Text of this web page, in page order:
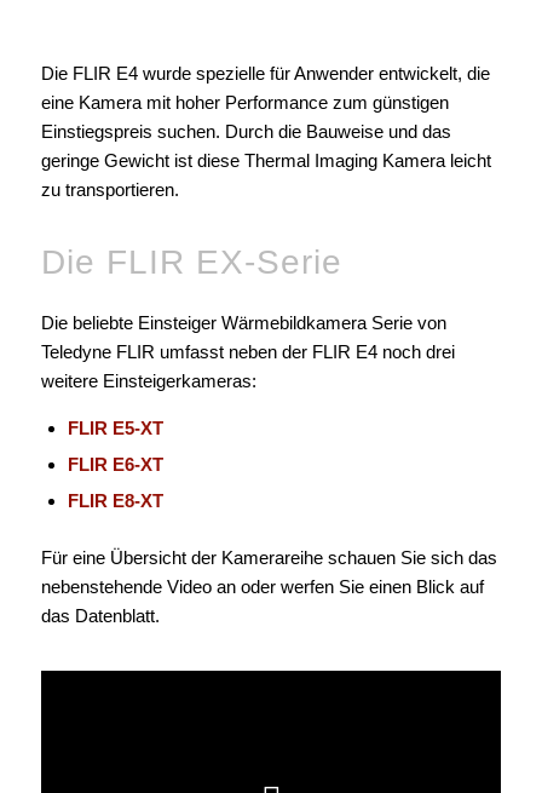
Die FLIR E4 wurde spezielle für Anwender entwickelt, die
eine Kamera mit hoher Performance zum günstigen
Einstiegspreis suchen. Durch die Bauweise und das
geringe Gewicht ist diese Thermal Imaging Kamera leicht
zu transportieren.
Die FLIR EX-Serie
Die beliebte Einsteiger Wärmebildkamera Serie von
Teledyne FLIR umfasst neben der FLIR E4 noch drei
weitere Einsteigerkameras:
FLIR E5-XT
FLIR E6-XT
FLIR E8-XT
Für eine Übersicht der Kamerareihe schauen Sie sich das
nebenstehende Video an oder werfen Sie einen Blick auf
das Datenblatt.